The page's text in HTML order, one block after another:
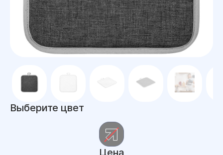
Выберите цвет
Цена